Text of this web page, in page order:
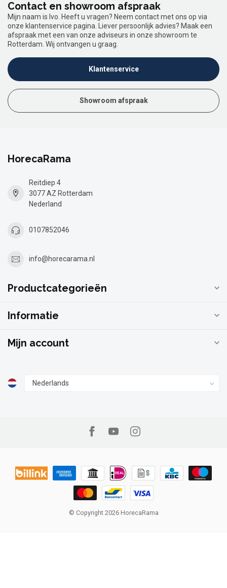
Contact en showroom afspraak
Mijn naam is Ivo. Heeft u vragen? Neem contact met ons op via
onze klantenservice pagina. Liever persoonlijk advies? Maak een
afspraak met een van onze adviseurs in onze showroom te
Rotterdam. Wij ontvangen u graag.
Klantenservice
Showroom afspraak
HorecaRama
Reitdiep 4
3077 AZ Rotterdam
Nederland
0107852046
info@horecarama.nl
Productcategorieën
Informatie
Mijn account
© Copyright 2026 HorecaRama